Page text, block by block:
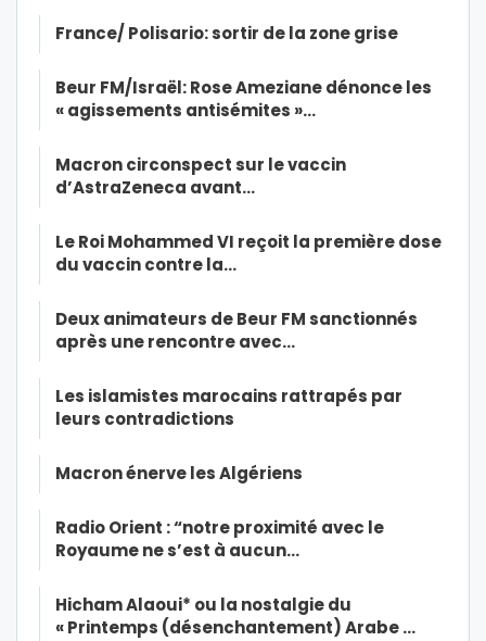
France/ Polisario: sortir de la zone grise
Beur FM/Israël: Rose Ameziane dénonce les
« agissements antisémites »…
Macron circonspect sur le vaccin
d’AstraZeneca avant…
Le Roi Mohammed VI reçoit la première dose
du vaccin contre la…
Deux animateurs de Beur FM sanctionnés
après une rencontre avec…
Les islamistes marocains rattrapés par
leurs contradictions
Macron énerve les Algériens
Radio Orient : “notre proximité avec le
Royaume ne s’est à aucun…
Hicham Alaoui* ou la nostalgie du
« Printemps (désenchantement) Arabe …